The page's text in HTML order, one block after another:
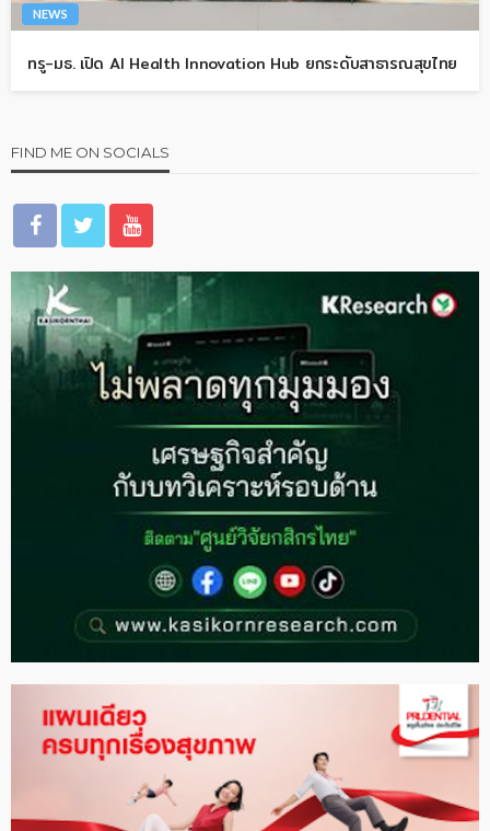
NEWS
ทรู-มธ. เปิด AI Health Innovation Hub ยกระดับสาธารณสุขไทย
FIND ME ON SOCIALS